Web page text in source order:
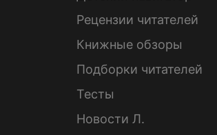
Рецензии читателей
Книжные обзоры
Подборки читателей
Тесты
Новости Л.